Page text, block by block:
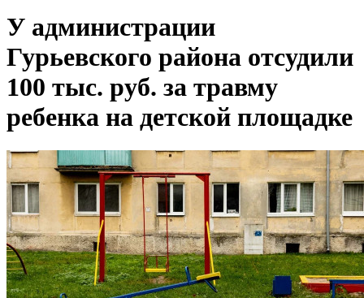
У администрации
Гурьевского района отсудили
100 тыс. руб. за травму
ребенка на детской площадке